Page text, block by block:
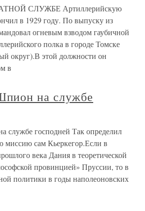
СЛУЖБЕ Артиллерийскую
в 1929 году. По выпуску из
огневым взводом гаубичной
полка в городе Томске
округ).В этой должности он
в
на службе
службе господней Так определил
миссию сам Кьеркегор.Если в
века Дания в теоретической
провинцией» Пруссии, то в
политики в годы наполеоновских